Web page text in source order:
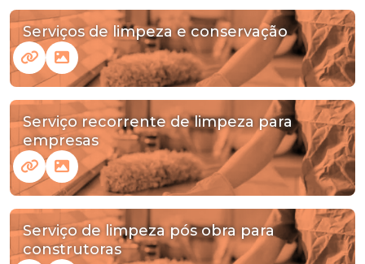
Serviços de limpeza e conservação
Serviço recorrente de limpeza para
empresas
Serviço de limpeza pós obra para
construtoras